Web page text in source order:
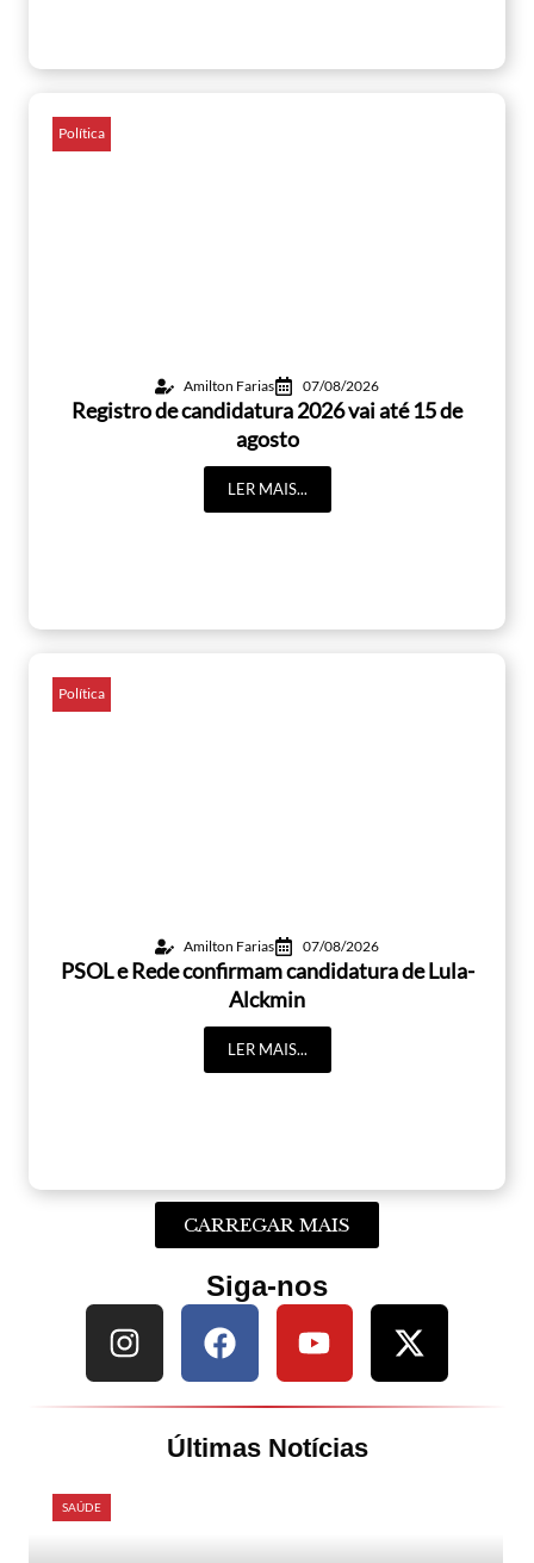
Política
Amilton Farias 07/08/2026
Registro de candidatura 2026 vai até 15 de
agosto
LER MAIS...
Política
Amilton Farias 07/08/2026
PSOL e Rede confirmam candidatura de Lula-
Alckmin
LER MAIS...
CARREGAR MAIS
Siga-nos
Últimas Notícias
SAÚDE